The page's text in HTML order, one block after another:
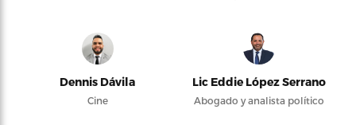
Dennis Dávila
Cine
Lic Eddie López Serrano
Abogado y analista político